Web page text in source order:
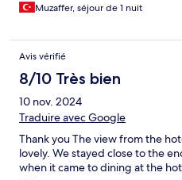
Muzaffer, séjour de 1 nuit
Avis vérifié
8/10 Très bien
10 nov. 2024
Traduire avec Google
Thank you The view from the
lovely. We stayed close to the
when it came to dining at the